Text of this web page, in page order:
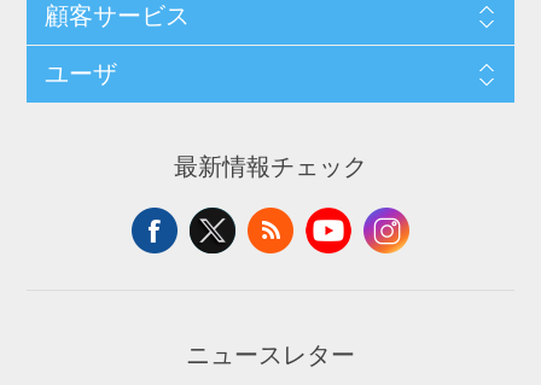
顧客サービス
ユーザ
最新情報チェック
ニュースレター